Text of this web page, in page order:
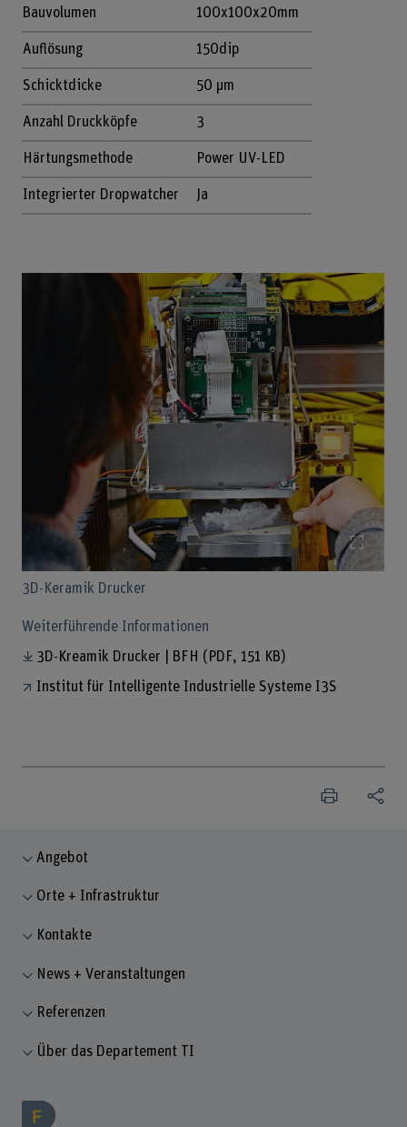
Bauvolumen 100x100x20mm
Auflösung 150dip
Schicktdicke 50 µm
Anzahl Druckköpfe 3
Härtungsmethode Power UV-LED
Integrierter Dropwatcher Ja
3D-Keramik Drucker
Weiterführende Informationen
3D-Kreamik Drucker | BFH (PDF, 151 KB)
Institut für Intelligente Industrielle Systeme I3S
Angebot
Orte + Infrastruktur
Kontakte
News + Veranstaltungen
Referenzen
Über das Departement TI